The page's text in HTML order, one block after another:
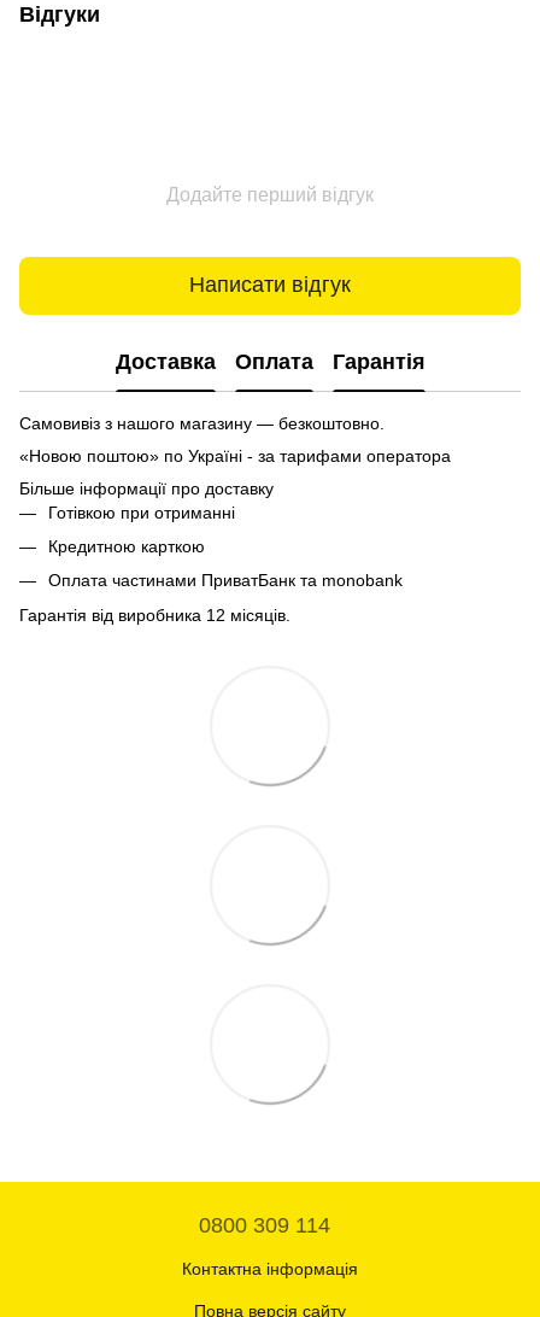
Відгуки
Додайте перший відгук
Написати відгук
Доставка Оплата Гарантія
Самовивіз з нашого магазину — безкоштовно.
«Новою поштою» по Україні - за тарифами оператора
Більше інформації про доставку
Готівкою при отриманні
Кредитною карткою
Оплата частинами ПриватБанк та monobank
Гарантія від виробника 12 місяців.
0800 309 114
Контактна інформація
Повна версія сайту